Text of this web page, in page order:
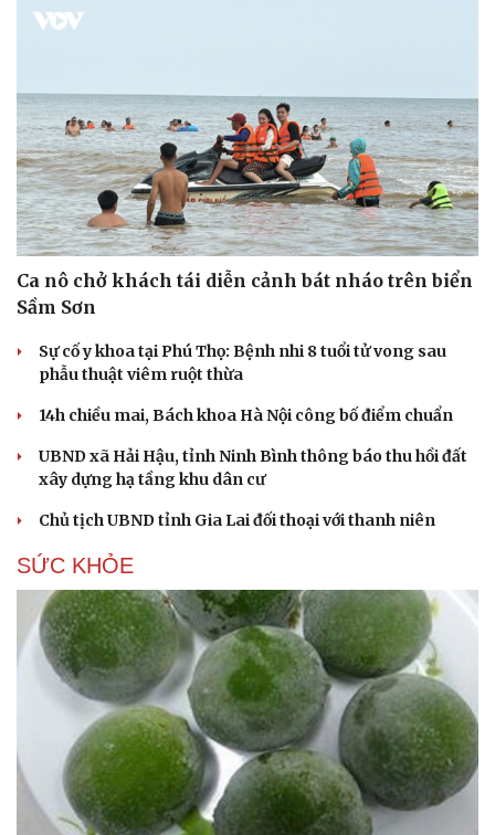
Ca nô chở khách tái diễn cảnh bát nháo trên biển
Sầm Sơn
Sự cố y khoa tại Phú Thọ: Bệnh nhi 8 tuổi tử vong sau
phẫu thuật viêm ruột thừa
14h chiều mai, Bách khoa Hà Nội công bố điểm chuẩn
UBND xã Hải Hậu, tỉnh Ninh Bình thông báo thu hồi đất
xây dựng hạ tầng khu dân cư
Chủ tịch UBND tỉnh Gia Lai đối thoại với thanh niên
SỨC KHỎE